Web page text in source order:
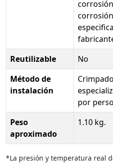
Reutilizable
No
Método de
instalación
por
Peso
aproximado
1.10 kg.
*La presión y temperatura real